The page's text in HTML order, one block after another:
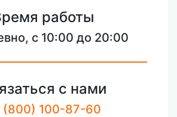
работы
с 10:00 до 20:00
с нами
(800) 100-87-60